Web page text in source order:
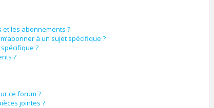
les abonnements ?
à un sujet spécifique ?
?
?
ce forum ?
jointes ?